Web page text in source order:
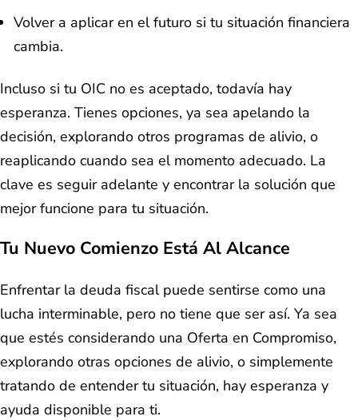
Volver a aplicar en el futuro si tu situación financiera
cambia.
Incluso si tu OIC no es aceptado, todavía hay
esperanza. Tienes opciones, ya sea apelando la
decisión, explorando otros programas de alivio, o
reaplicando cuando sea el momento adecuado. La
clave es seguir adelante y encontrar la solución que
mejor funcione para tu situación.
Tu Nuevo Comienzo Está Al Alcance
Enfrentar la deuda fiscal puede sentirse como una
lucha interminable, pero no tiene que ser así. Ya sea
que estés considerando una Oferta en Compromiso,
explorando otras opciones de alivio, o simplemente
tratando de entender tu situación, hay esperanza y
ayuda disponible para ti.